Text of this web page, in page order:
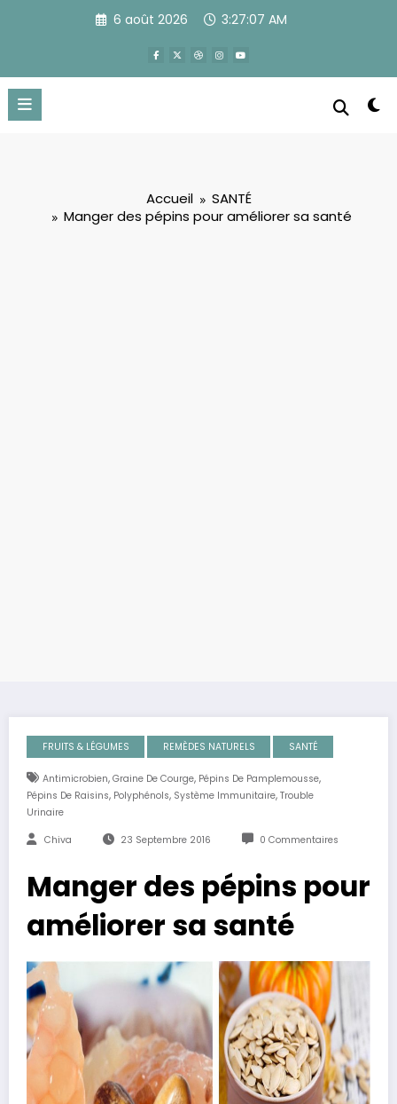
6 août 2026 3:27:08 AM
Accueil
SANTÉ
Manger des pépins pour améliorer sa santé
FRUITS & LÉGUMES REMÈDES NATURELS SANTÉ
Antimicrobien, Graine De Courge, Pépins De Pamplemousse,
Pépins De Raisins, Polyphénols, Système Immunitaire, Trouble
Urinaire
Chiva 23 Septembre 2016 0 Commentaires
Manger des pépins pour
améliorer sa santé